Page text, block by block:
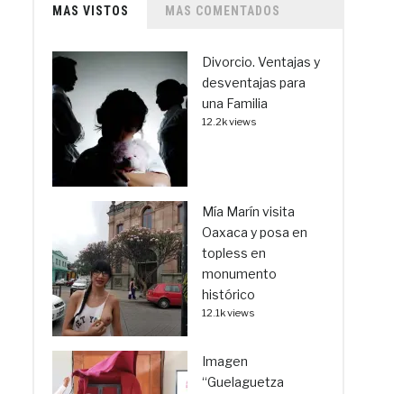
MAS VISTOS MAS COMENTADOS
Divorcio. Ventajas y
desventajas para
una Familia
12.2k views
Mía Marín visita
Oaxaca y posa en
topless en
monumento
histórico
12.1k views
Imagen
“Guelaguetza